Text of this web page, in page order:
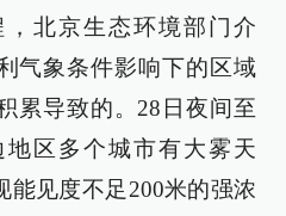
北京生态环境部门介
气象条件影响下的区域
累导致的。28日夜间至
区多个城市有大雾天
能见度不足200米的强浓